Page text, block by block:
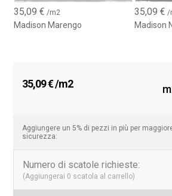
35,09€ /m2
Madison Marengo
35,09 € /
Madison
35,09€/m2
Aggiungere un 5% di pezzi in più per
sicurezza:
Numero di scatole richieste:
(Aggiungerai 0 scatola al carrello)